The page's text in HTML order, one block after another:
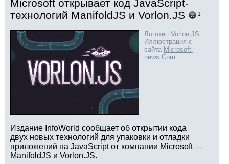
Microsoft открывает код JavaScript-
технологий ManifoldJS и Vorlon.JS
1
Логотип Vorlon.JS
Иллюстрация с
сайта Microsoft-
news.Com
Издание InfoWorld сообщает об открытии кода
двух новых технологий для упаковки и отладки
приложений на JavaScript от компании Microsoft —
ManifoldJS и Vorlon.JS.